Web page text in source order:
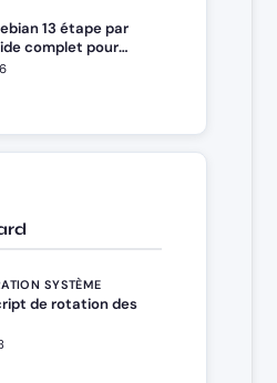
13 étape par
complet pour
et administrateurs
SYSTÈME
de rotation des